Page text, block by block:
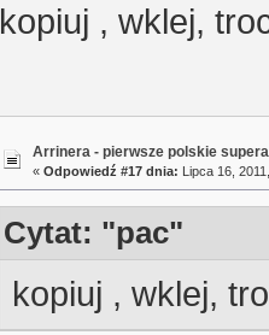
kopiuj , wklej,
Arrinera - pierwsze polskie
« Odpowiedź #17 dnia: Lipca 16,
Cytat: "pac"
kopiuj , wklej,